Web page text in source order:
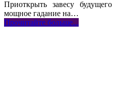
Приоткрыть завесу
мощное гадание на…
Прочитайте больше...